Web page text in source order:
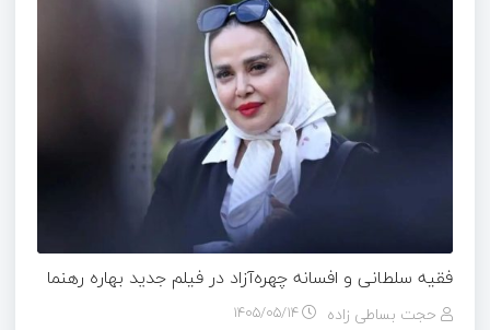
فقیه سلطانی و افسانه چهره‌آزاد در فیلم جدید بهاره رهنما
حجت بساطی زاده ۱۴۰۵/۰۵/۱۴